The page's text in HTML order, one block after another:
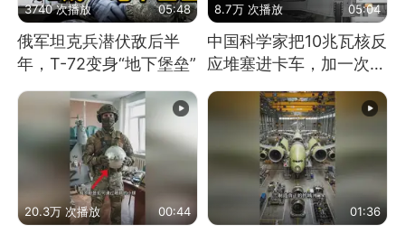
3740 次播放 05:48
俄军坦克兵潜伏敌后半
年，T-72变身“地下堡垒”
8.7万 次播放 05:04
中国科学家把10兆瓦核反
应堆塞进卡车，加一次燃
料能跑几十年
20.3万 次播放 00:44 01:36